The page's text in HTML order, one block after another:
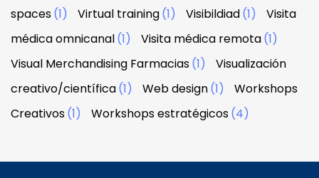
spaces(1) Virtual training(1) Visibildiad(1)
Visita
médica omnicanal(1) Visita médica remota(1)
Visual Merchandising Farmacias(1)
Visualización
creativo/científica(1) Web design(1)
Workshops
Creativos(1) Workshops estratégicos(4)